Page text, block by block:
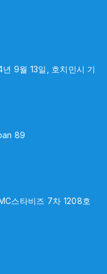
9월 13일, 호치민시 기
89
스타비즈 7차 1208호